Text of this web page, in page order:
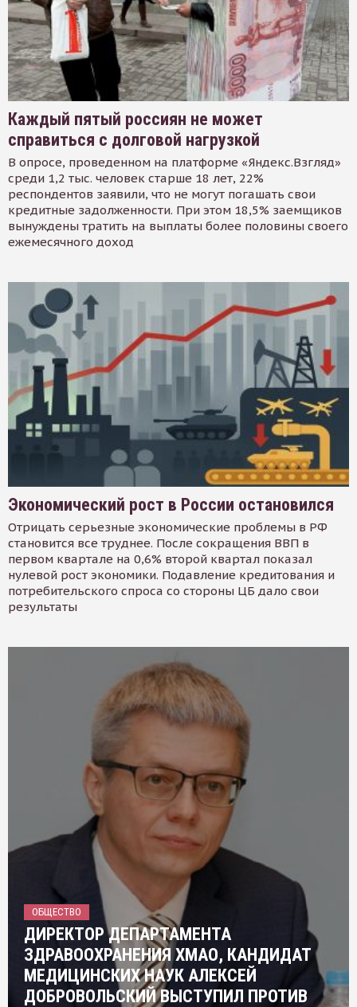
Каждый пятый россиян не может
справиться с долговой нагрузкой
В опросе, проведенном на платформе «Яндекс.Взгляд»
среди 1,2 тыс. человек старше 18 лет, 22%
респондентов заявили, что не могут погашать свои
кредитные задолженности. При этом 18,5% заемщиков
вынуждены тратить на выплаты более половины своего
ежемесячного доход
Экономический рост в России остановился
Отрицать серьезные экономические проблемы в РФ
становится все труднее. После сокращения ВВП в
первом квартале на 0,6% второй квартал показал
нулевой рост экономики. Подавление кредитования и
потребительского спроса со стороны ЦБ дало свои
результаты
ОБЩЕСТВО
ДИРЕКТОР ДЕПАРТАМЕНТА
ЗДРАВООХРАНЕНИЯ ХМАО, КАНДИДАТ
МЕДИЦИНСКИХ НАУК АЛЕКСЕЙ
ДОБРОВОЛЬСКИЙ ВЫСТУПИЛ ПРОТИВ